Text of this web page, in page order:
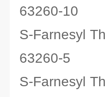
63260-10
S-Farnesyl
63260-5
S-Farnesyl